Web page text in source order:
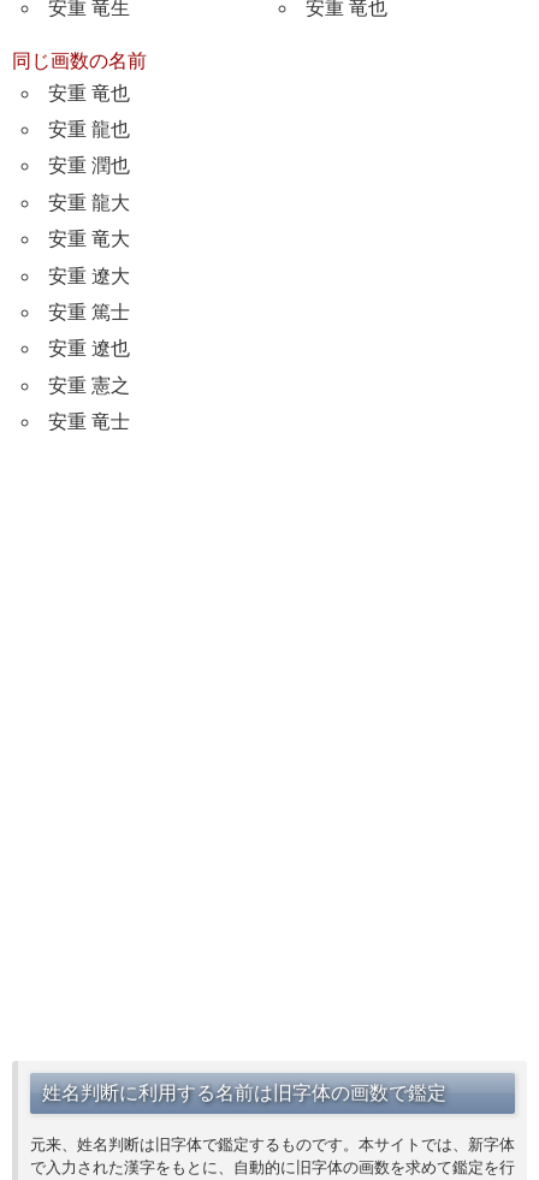
安重 竜生 安重 竜也
同じ画数の名前
安重 竜也
安重 龍也
安重 潤也
安重 龍大
安重 竜大
安重 遼大
安重 篤士
安重 遼也
安重 憲之
安重 竜士
姓名判断に利用する名前は旧字体の画数で鑑定
元来、姓名判断は旧字体で鑑定するものです。本サイトでは、新字体
で入力された漢字をもとに、自動的に旧字体の画数を求めて鑑定を行